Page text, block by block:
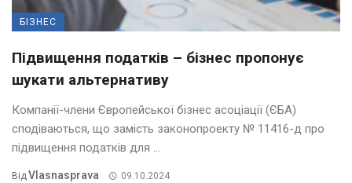
БІЗНЕС
Підвищення податків – бізнес пропонує
шукати альтернативу
Компанії-члени Європейської бізнес асоціації (ЄБА)
сподіваються, що замість законопроекту № 11416-д про
підвищення податків для ...
ВідVlasnasprava 09.10.2024